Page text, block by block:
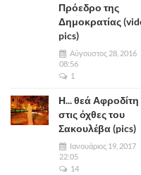
Πρόεδρο της
Δημοκρατίας
pics)
Αύγουστος 28, 2016
08:56
1
Η... θεά Αφροδίτη
στις όχθες του
Σακουλέβα (pics)
Ιανουάριος 19, 2017
22:05
14